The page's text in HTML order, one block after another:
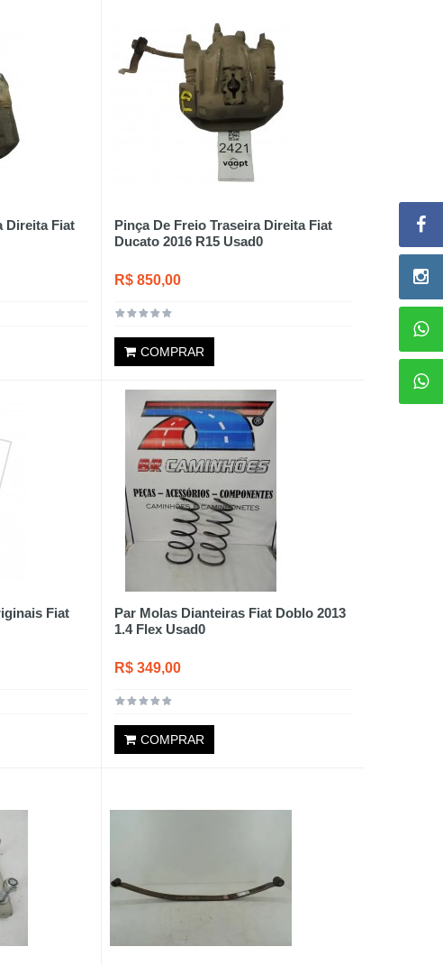
Direita Fiat
Pinça De Freio Traseira Direita Fiat
Ducato 2016 R15 Usad0
R$ 850,00
COMPRAR
Fiat
Par Molas Dianteiras Fiat Doblo 2013
1.4 Flex Usad0
R$ 349,00
COMPRAR